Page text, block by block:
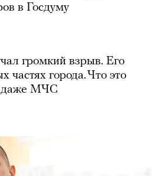
в Госдуму
громкий взрыв. Его
частях города. Что это
даже МЧС